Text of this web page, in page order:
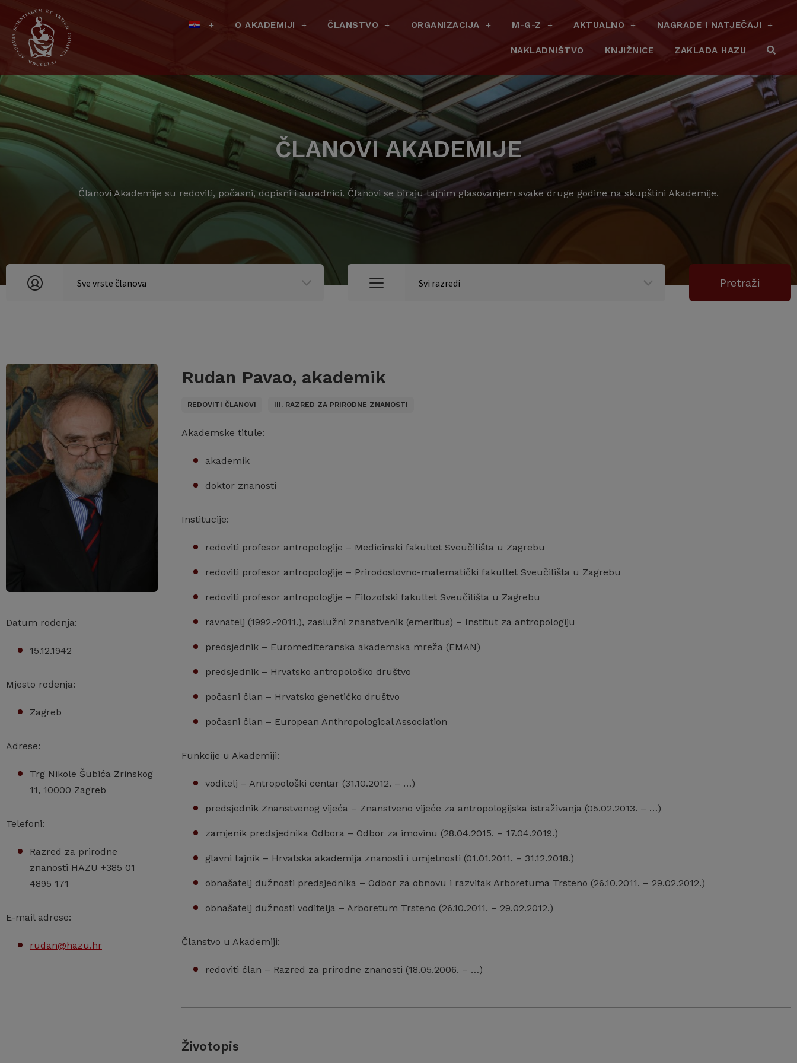
O AKADEMIJI ČLANSTVO ORGANIZACIJA M-G-Z AKTUALNO NAGRADE I NATJEČAJI
NAKLADNIŠTVO KNJIŽNICE ZAKLADA HAZU
ČLANOVI AKADEMIJE
Članovi Akademije su redoviti, počasni, dopisni i suradnici. Članovi se biraju tajnim glasovanjem svake druge godine na skupštini Akademije.
Datum rođenja:
15.12.1942
Mjesto rođenja:
Zagreb
Adrese:
Trg Nikole Šubića Zrinskog
11, 10000 Zagreb
Telefoni:
Razred za prirodne
znanosti HAZU +385 01
4895 171
E-mail adrese:
rudan@hazu.hr
Rudan Pavao, akademik
REDOVITI ČLANOVI III. RAZRED ZA PRIRODNE ZNANOSTI
Akademske titule:
akademik
doktor znanosti
Institucije:
redoviti profesor antropologije – Medicinski fakultet Sveučilišta u Zagrebu
redoviti profesor antropologije – Prirodoslovno-matematički fakultet Sveučilišta u Zagrebu
redoviti profesor antropologije – Filozofski fakultet Sveučilišta u Zagrebu
ravnatelj (1992.-2011.), zaslužni znanstvenik (emeritus) – Institut za antropologiju
predsjednik – Euromediteranska akademska mreža (EMAN)
predsjednik – Hrvatsko antropološko društvo
počasni član – Hrvatsko genetičko društvo
počasni član – European Anthropological Association
Funkcije u Akademiji:
voditelj – Antropološki centar (31.10.2012. – …)
predsjednik Znanstvenog vijeća – Znanstveno vijeće za antropologijska istraživanja (05.02.2013. – …)
zamjenik predsjednika Odbora – Odbor za imovinu (28.04.2015. – 17.04.2019.)
glavni tajnik – Hrvatska akademija znanosti i umjetnosti (01.01.2011. – 31.12.2018.)
obnašatelj dužnosti predsjednika – Odbor za obnovu i razvitak Arboretuma Trsteno (26.10.2011. – 29.02.2012.)
obnašatelj dužnosti voditelja – Arboretum Trsteno (26.10.2011. – 29.02.2012.)
Članstvo u Akademiji:
redoviti član – Razred za prirodne znanosti (18.05.2006. – …)
Životopis